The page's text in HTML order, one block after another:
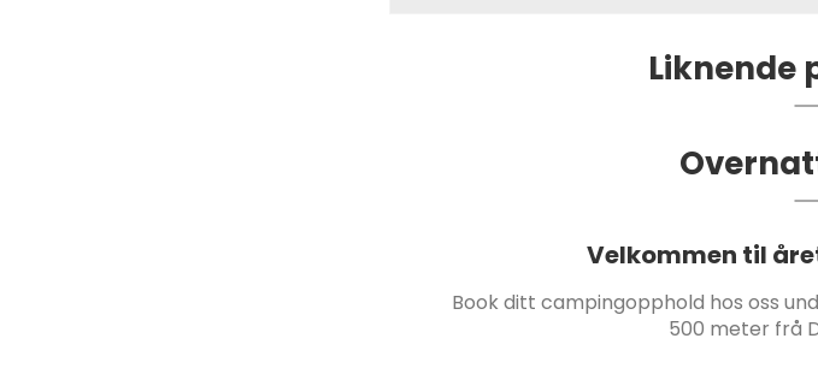
Liknende
Velkommen til
Book ditt campingopphold hos oss
500 meter frå